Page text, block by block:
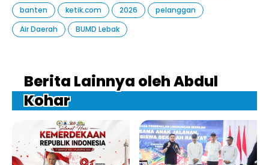
banten
ketik.com 2026
pelanggan
Air Daerah
BUMD Lebak
Berita Lainnya oleh Abdul
Kohar